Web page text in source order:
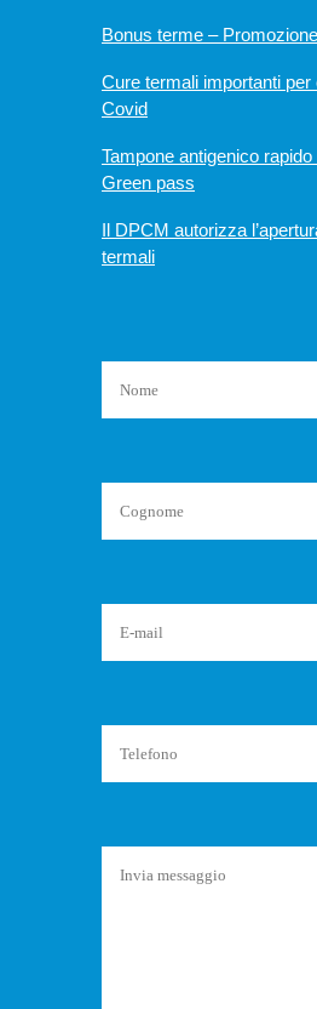
Bonus terme – Promozione
Cure termali importanti per
Covid
Tampone antigenico
Green pass
Il DPCM autorizza
termali